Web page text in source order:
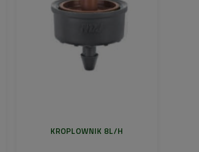
KROPLOWNIK 8L/H